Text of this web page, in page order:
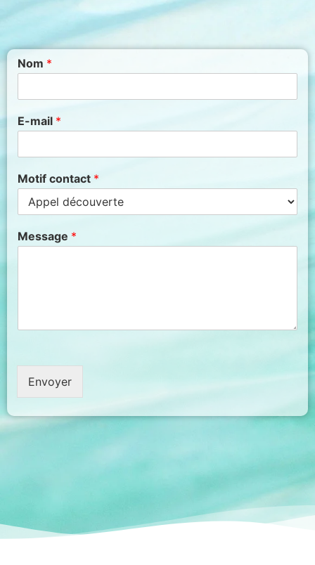
Nom *
E-mail *
Motif contact *
Message *
Envoyer